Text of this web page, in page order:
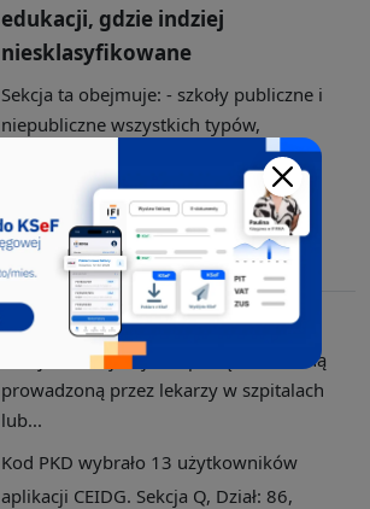
edukacji, gdzie indziej
niesklasyfikowane
Sekcja ta obejmuje: - szkoły publiczne i
niepubliczne wszystkich typów,
Kod PKD wybrało 14 użytkowników
aplikacji CEIDG. Sekcja P, Dział: 85,
Grupa: 85.5, Klasa: 85.59
Działalność paramedyczna
Sekcja ta obejmuje: - opiekę zdrowotną
prowadzoną przez lekarzy w szpitalach
lub...
Kod PKD wybrało 13 użytkowników
aplikacji CEIDG. Sekcja Q, Dział: 86,